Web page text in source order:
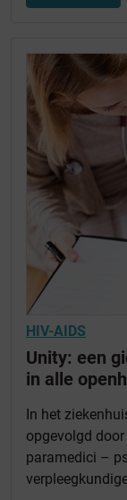
HIV-AIDS
Unity: een
in alle
In het
opgevolgd
paramedici –